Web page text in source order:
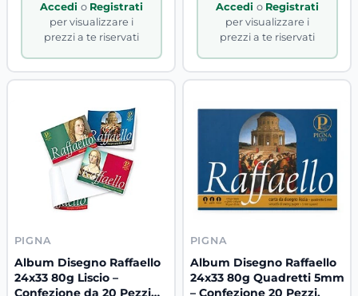
Accedi o Registrati
per visualizzare i
prezzi a te riservati
Accedi o Registrati
per visualizzare i
prezzi a te riservati
PIGNA
Album Disegno Raffaello
24x33 80g Liscio –
Confezione da 20 Pezzi
PIGNA
Album Disegno Raffaello
24x33 80g Quadretti 5mm
– Confezione 20 Pezzi.